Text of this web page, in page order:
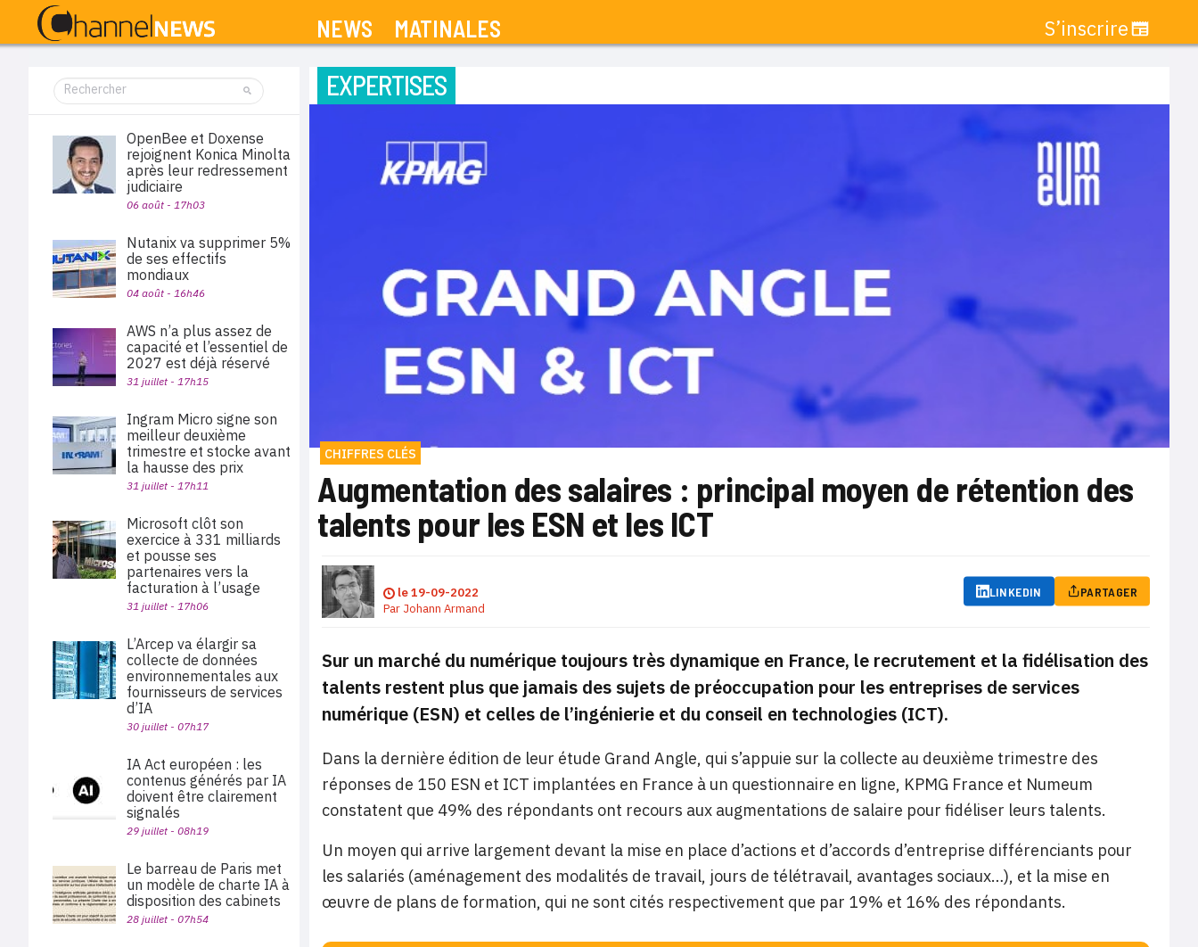
NEWS MATINALES S’inscrire
EXPERTISES
CHIFFRES CLÉS
Augmentation des salaires : principal moyen de rétention des
talents pour les ESN et les ICT
le19-09-2022
Par Johann Armand
LINKEDIN PARTAGER
Sur un marché du numérique toujours très dynamique en France, le recrutement et la fidélisation des
talents restent plus que jamais des sujets de préoccupation pour les entreprises de services
numérique (ESN) et celles de l’ingénierie et du conseil en technologies (ICT).
Dans la dernière édition de leur étude Grand Angle, qui s’appuie sur la collecte au deuxième trimestre des
réponses de 150 ESN et ICT implantées en France à un questionnaire en ligne, KPMG France et Numeum
constatent que 49% des répondants ont recours aux augmentations de salaire pour fidéliser leurs talents.
Un moyen qui arrive largement devant la mise en place d’actions et d’accords d’entreprise différenciants pour
les salariés (aménagement des modalités de travail, jours de télétravail, avantages sociaux…), et la mise en
œuvre de plans de formation, qui ne sont cités respectivement que par 19% et 16% des répondants.
OpenBee et Doxense
rejoignent Konica Minolta
après leur redressement
judiciaire
06 août - 17h03
Nutanix va supprimer 5%
de ses effectifs
mondiaux
04 août - 16h46
AWS n’a plus assez de
capacité et l’essentiel de
2027 est déjà réservé
31 juillet - 17h15
Ingram Micro signe son
meilleur deuxième
trimestre et stocke avant
la hausse des prix
31 juillet - 17h11
Microsoft clôt son
exercice à 331 milliards
et pousse ses
partenaires vers la
facturation à l’usage
31 juillet - 17h06
L’Arcep va élargir sa
collecte de données
environnementales aux
fournisseurs de services
d’IA
30 juillet - 07h17
IA Act européen : les
contenus générés par IA
doivent être clairement
signalés
29 juillet - 08h19
Le barreau de Paris met
un modèle de charte IA à
disposition des cabinets
28 juillet - 07h54